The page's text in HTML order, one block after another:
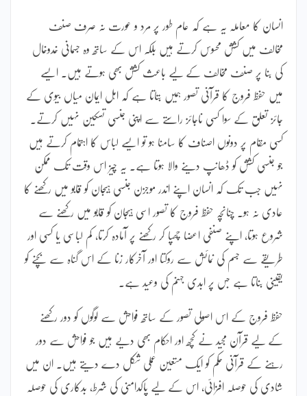
انسان کا معاملہ یہ ہے کہ عام طور پر مرد و عورت نہ صرف صنف
مخالف میں کشش محسوس کرتے ہیں بلکہ اس کے ساتھ وہ جسمانی خدوخال
کی بنا پر صنف مخالف کے لیے باعث کشش بھی ہوتے ہیں۔ ایسے
میں حفظ فروج کا قرآنی تصور ہمیں بتاتا ہے کہ اہل ایمان میاں بیوی کے
جائز تعلق کے سوا کسی ناجائز راستے سے اپنی جنسی تسکین نہیں کرتے۔
کسی مقام پر دونوں اصناف کا سامنا ہو تو ایسے لباس کا اہتمام کرتے ہیں
جو جنسی کشش کو ڈھانپ دینے والا ہوتا ہے۔ یہ چیز اس وقت تک ممکن
نہیں جب تک کہ انسان اپنے اندر موجزن جنسی ہیجان کو قابو میں رکھنے کا
عادی نہ ہو۔ چنانچہ حفظ فروج کا تصور اسی ہیجان کو قابو میں رکھنے سے
شروع ہوتا، اپنے صنفی اعضا چھپا کر رکھنے پر آمادہ کرتا، کم لباسی یا کسی اور
طریقے سے جسم کی نمائش سے روکتا اور آخرکار زنا کے اس گناہ سے بچنے کو
یقینی بناتا ہے جس پر ابدی جہنم کی وعید ہے۔
حفظ فروج کے اس اصولی تصور کے ساتھ فواحش سے لوگوں کو دور رکھنے
کے لیے قرآن مجید نے کچھ اور احکام بھی دیے ہیں جو فواحش سے دور
رہنے کے قرآنی حکم کو ایک متعین عملی شکل دے دیتے ہیں۔ ان میں
شادی کی حوصلہ افزائی، اس کے لیے پاکدامنی کی شرط، بدکاری کی حوصلہ